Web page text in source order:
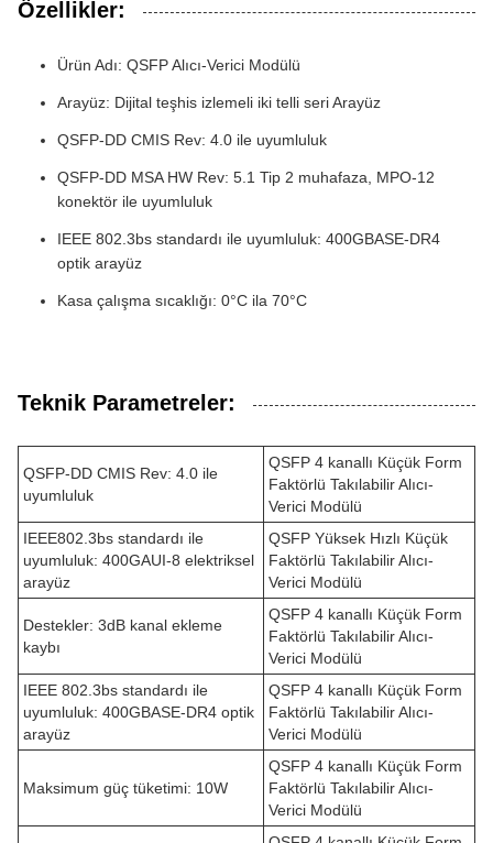
Özellikler:
Ürün Adı: QSFP Alıcı-Verici Modülü
Arayüz: Dijital teşhis izlemeli iki telli seri Arayüz
QSFP-DD CMIS Rev: 4.0 ile uyumluluk
QSFP-DD MSA HW Rev: 5.1 Tip 2 muhafaza, MPO-12
konektör ile uyumluluk
IEEE 802.3bs standardı ile uyumluluk: 400GBASE-DR4
optik arayüz
Kasa çalışma sıcaklığı: 0°C ila 70°C
Teknik Parametreler:
QSFP-DD CMIS Rev: 4.0 ile
uyumluluk
QSFP 4 kanallı Küçük Form
Faktörlü Takılabilir Alıcı-
Verici Modülü
IEEE802.3bs standardı ile
uyumluluk: 400GAUI-8 elektriksel
arayüz
QSFP Yüksek Hızlı Küçük
Faktörlü Takılabilir Alıcı-
Verici Modülü
Destekler: 3dB kanal ekleme
kaybı
QSFP 4 kanallı Küçük Form
Faktörlü Takılabilir Alıcı-
Verici Modülü
IEEE 802.3bs standardı ile
uyumluluk: 400GBASE-DR4 optik
arayüz
QSFP 4 kanallı Küçük Form
Faktörlü Takılabilir Alıcı-
Verici Modülü
Maksimum güç tüketimi: 10W
QSFP 4 kanallı Küçük Form
Faktörlü Takılabilir Alıcı-
Verici Modülü